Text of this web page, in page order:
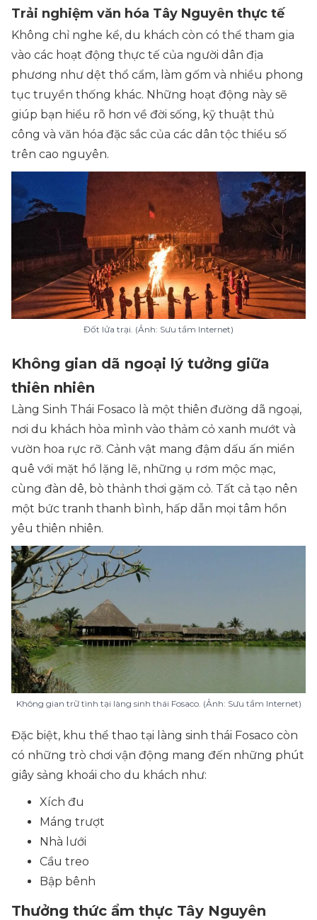
Trải nghiệm văn hóa Tây Nguyên thực tế
Không chỉ nghe kể, du khách còn có thể tham gia
vào các hoạt động thực tế của người dân địa
phương như dệt thổ cẩm, làm gốm và nhiều phong
tục truyền thống khác. Những hoạt động này sẽ
giúp bạn hiểu rõ hơn về đời sống, kỹ thuật thủ
công và văn hóa đặc sắc của các dân tộc thiểu số
trên cao nguyên.
Đốt lửa trại. (Ảnh: Sưu tầm Internet)
Không gian dã ngoại lý tưởng giữa
thiên nhiên
Làng Sinh Thái Fosaco là một thiên đường dã ngoại,
nơi du khách hòa mình vào thảm cỏ xanh mướt và
vườn hoa rực rỡ. Cảnh vật mang đậm dấu ấn miền
quê với mặt hồ lặng lẽ, những ụ rơm mộc mạc,
cùng đàn dê, bò thảnh thơi gặm cỏ. Tất cả tạo nên
một bức tranh thanh bình, hấp dẫn mọi tâm hồn
yêu thiên nhiên.
Không gian trữ tình tại làng sinh thái Fosaco. (Ảnh: Sưu tầm Internet)
Đặc biệt, khu thể thao tại làng sinh thái Fosaco còn
có những trò chơi vận động mang đến những phút
giây sảng khoái cho du khách như:
Xích đu
Máng trượt
Nhà lưới
Cầu treo
Bập bênh
Thưởng thức ẩm thực Tây Nguyên